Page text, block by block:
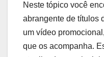
Neste tópico você
abrangente de títulos
um vídeo
que os acompanha.